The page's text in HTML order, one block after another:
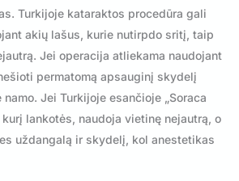
Turkijoje kataraktos procedūra gali
akių lašus, kurie nutirpdo sritį, taip
Jei operacija atliekama naudojant
permatomą apsauginį skydelį
Jei Turkijoje esančioje „Soraca
lankotės, naudoja vietinę nejautrą, o
uždangalą ir skydelį, kol anestetikas